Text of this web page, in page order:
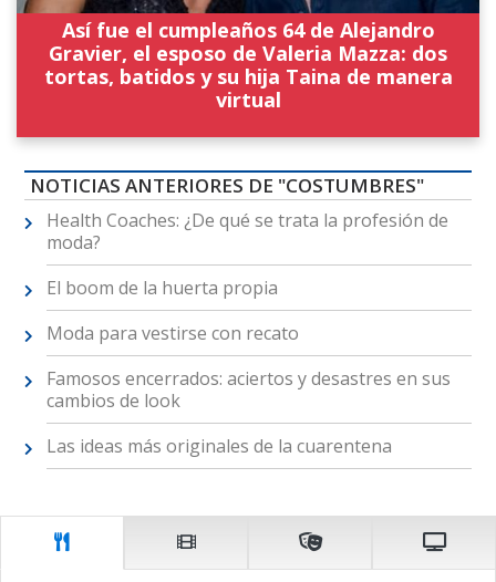
Así fue el cumpleaños 64 de Alejandro
Gravier, el esposo de Valeria Mazza: dos
tortas, batidos y su hija Taina de manera
virtual
NOTICIAS ANTERIORES DE "COSTUMBRES"
Health Coaches: ¿De qué se trata la profesión de
moda?
El boom de la huerta propia
Moda para vestirse con recato
Famosos encerrados: aciertos y desastres en sus
cambios de look
Las ideas más originales de la cuarentena